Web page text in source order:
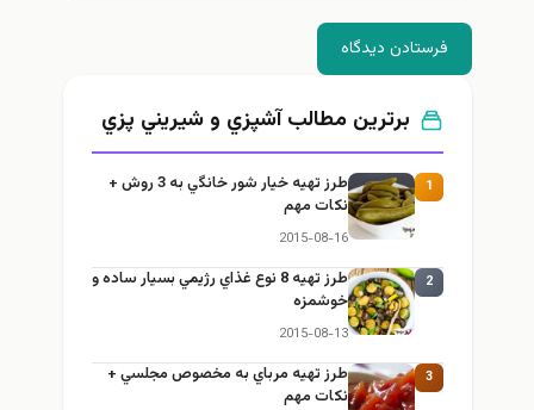
فرستادن دیدگاه
برترین مطالب آشپزي و شيريني پزي
1
طرز تهيه خیار شور خانگي به 3 روش +
نكات مهم
2015-08-16
2
طرز تهيه 8 نوع غذاي رژيمي بسيار ساده و
خوشمزه
2015-08-13
3
طرز تهيه مرباي به مخصوص مجلسي +
نكات مهم